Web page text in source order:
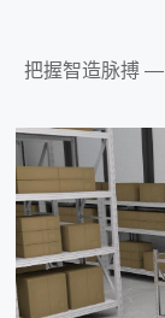
把握智造脉搏 —